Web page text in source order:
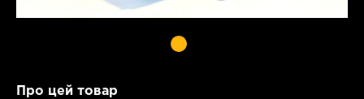
Про цей товар